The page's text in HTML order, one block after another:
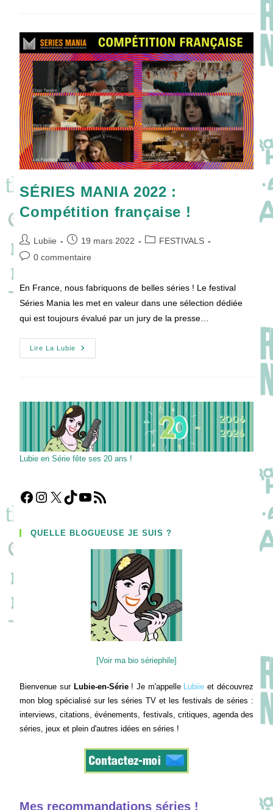
Charlie
Loiselier
REUSSS
À
L’écran
À
La
Vie
!
SÉRIES MANIA 2022 :
Compétition française !
Auteur/autrice
de
Lubiie
Publication
publiée :
19 mars 2022
PostFESTIVALS
Commentaires
publication :
0 commentaire
En France, nous fabriquons de belles séries ! Le festival
Séries Mania les met en valeur dans une sélection dédiée
qui est toujours évalué par un jury de la presse…
Lire La Lubie
SÉRIES
MANIA
!
Lubie en Série fête ses 20 ans !
Facebook
Instagram
X TikTokYouTube
Flux RSS
QUELLE BLOGUEUSE JE SUIS ?
[Voir ma bio sériephile]
Bienvenue sur Lubie-en-Série! Je m'appelle Lubiie et découvrez
mon blog spécialisé sur les séries TV et les festivals de séries :
interviews, citations, événements, festivals, critiques, agenda des
séries, jeux et plein d'autres idées en séries !
Mes recommandations séries !